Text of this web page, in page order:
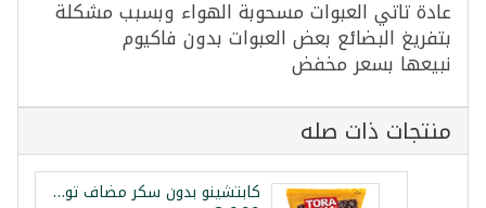
عادة تاتي العبوات مسحوبة الهواء وبسبب مشكلة
بتفريغ البضائع بعض العبوات بدون فاكيوم
نبيعها بسعر مخفض
منتجات ذات صله
كابتشينو بدون سكر مضاف توربيكا 20 ظرف